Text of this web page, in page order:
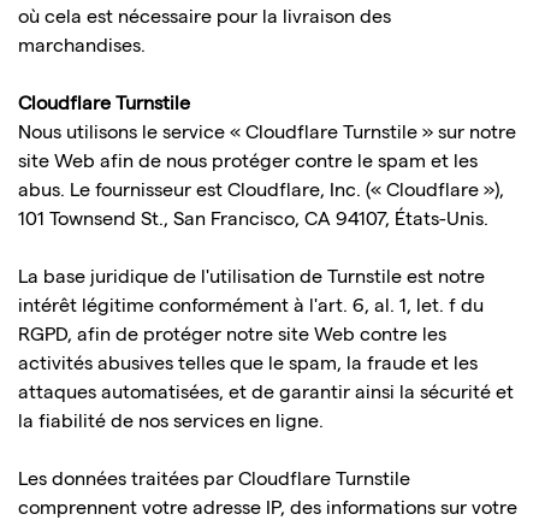
où cela est nécessaire pour la livraison des
marchandises.
Cloudflare Turnstile
Nous utilisons le service « Cloudflare Turnstile » sur notre
site Web afin de nous protéger contre le spam et les
abus. Le fournisseur est Cloudflare, Inc. (« Cloudflare »),
101 Townsend St., San Francisco, CA 94107, États-Unis.
La base juridique de l'utilisation de Turnstile est notre
intérêt légitime conformément à l'art. 6, al. 1, let. f du
RGPD, afin de protéger notre site Web contre les
activités abusives telles que le spam, la fraude et les
attaques automatisées, et de garantir ainsi la sécurité et
la fiabilité de nos services en ligne.
Les données traitées par Cloudflare Turnstile
comprennent votre adresse IP, des informations sur votre